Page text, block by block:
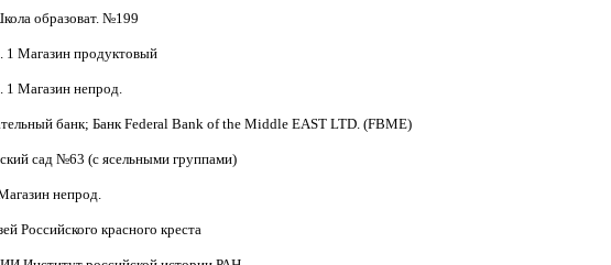
образоват. №199
1 Магазин продуктовый
Магазин непрод.
банк; Банк Federal Bank of the Middle EAST LTD. (FBME)
сад №63 (с ясельными группами)
непрод.
Российского красного креста